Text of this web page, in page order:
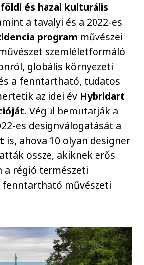
és hazai kulturális
a tavalyi és a 2022-es
program művészei
szemléletformáló
globális környezeti
a fenntartható, tudatos
az idei év Hybridart
Végül bemutatják a
es designválogatását a
is, ahova 10 olyan designer
össze, akiknek erős
a régió természeti
fenntartható művészeti